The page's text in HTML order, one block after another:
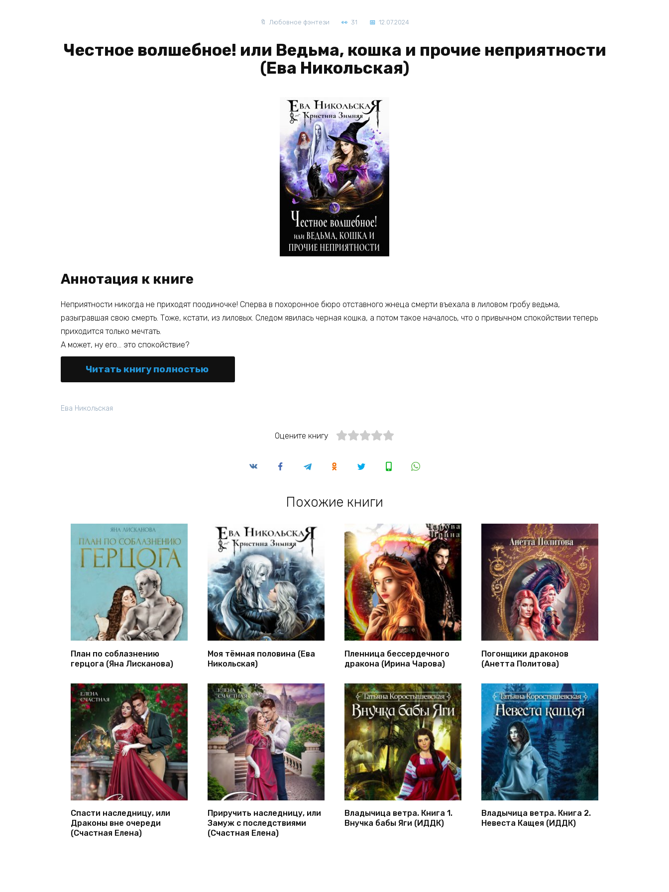
Любовное фэнтези 31 12.07.2024
Честное волшебное! или Ведьма, кошка и прочие неприятности
(Ева Никольская)
Аннотация к книге
Неприятности никогда не приходят поодиночке! Сперва в похоронное бюро отставного жнеца смерти въехала в лиловом гробу ведьма,
разыгравшая свою смерть. Тоже, кстати, из лиловых. Следом явилась черная кошка, а потом такое началось, что о привычном спокойствии теперь
приходится только мечтать.
А может, ну его… это спокойствие?
Читать книгу полностью
Ева Никольская
Оцените книгу
Похожие книги
План по соблазнению
герцога (Яна Лисканова)
Моя тёмная половина (Ева
Никольская)
Пленница бессердечного
дракона (Ирина Чарова)
Погонщики драконов
(Анетта Политова)
Спасти наследницу, или
Драконы вне очереди
(Счастная Елена)
Приручить наследницу, или
Замуж с последствиями
(Счастная Елена)
Владычица ветра. Книга 1.
Внучка бабы Яги (ИДДК)
Владычица ветра. Книга 2.
Невеста Кащея (ИДДК)